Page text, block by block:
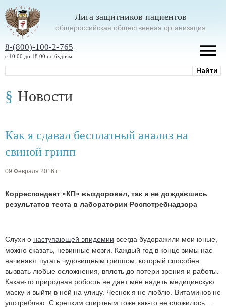
Лига защитников пациентов
oбщероссийская общественная организация
8-(800)-100-2-765
с 10:00 до 18:00 по будням
Новости
Как я сдавал бесплатный анализ на
свиной грипп
09 Февраля 2016 г.
Корреспондент «КП» выздоровел, так и не дождавшись
результатов теста в лаборатории Роспотребнадзора
Слухи о наступающей эпидемии всегда будоражили мои юные,
можно сказать, невинные мозги. Каждый год в конце зимы нас
начинают пугать чудовищным гриппом, который способен
вызвать любые осложнения, вплоть до потери зрения и работы.
Какая-то природная робость не дает мне надеть медицинскую
маску и выйти в ней на улицу. Чеснок я не люблю. Витаминов не
употребляю. С крепким спиртным тоже как-то не сложилось...